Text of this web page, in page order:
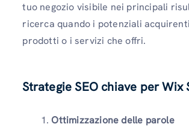
tuo negozio visibile nei principali
ricerca quando i potenziali
prodotti o i servizi che offri.
Strategie SEO chiave per Wix
Ottimizzazione delle parole